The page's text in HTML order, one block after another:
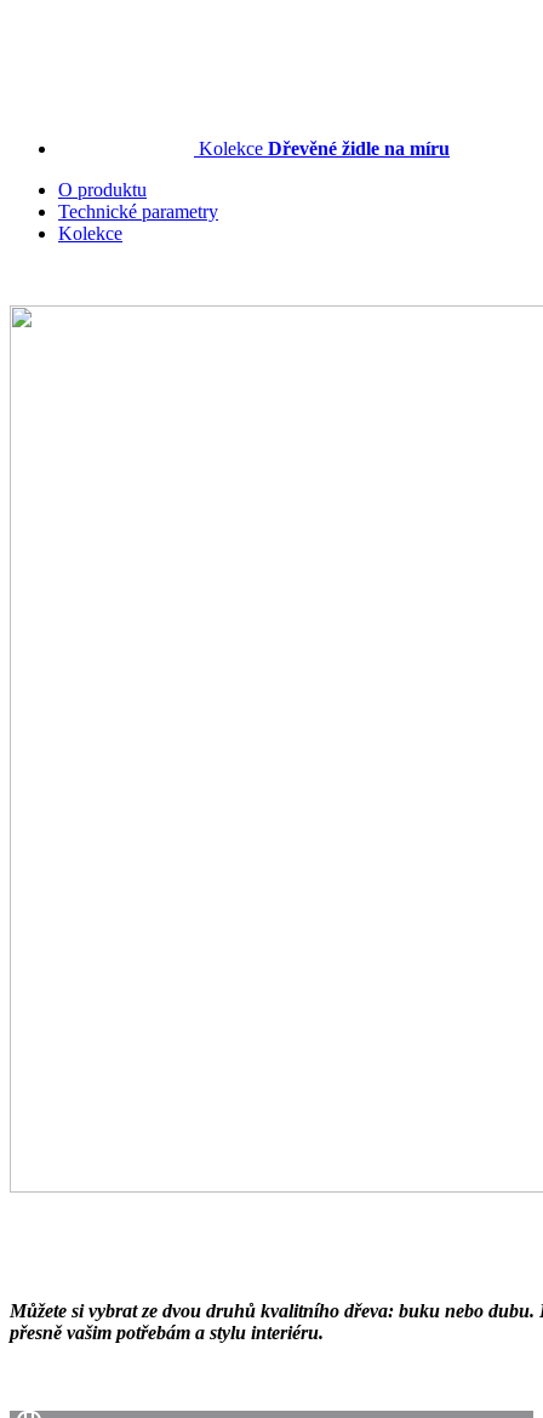
Kolekce Dřevěné židle na míru
O produktu
Technické parametry
Kolekce
Můžete si vybrat ze dvou druhů kvalitního dřeva: buku nebo
přesně vašim potřebám a stylu interiéru.